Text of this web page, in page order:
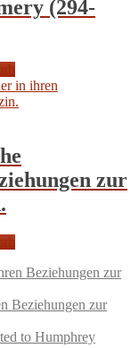
(294-
zur
Beziehungen zur